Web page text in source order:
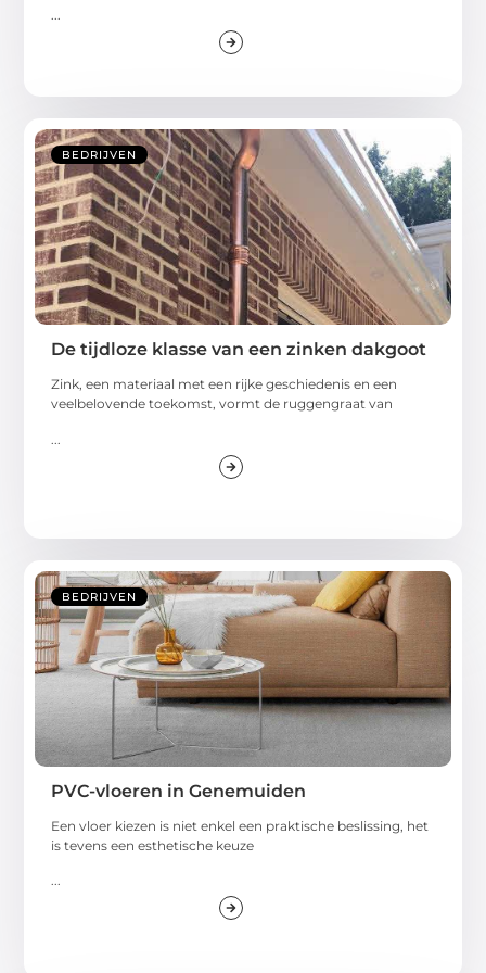
...
BEDRIJVEN
De tijdloze klasse van een zinken dakgoot
Zink, een materiaal met een rijke geschiedenis en een
veelbelovende toekomst, vormt de ruggengraat van
BEDRIJVEN
PVC-vloeren in Genemuiden
Een vloer kiezen is niet enkel een praktische beslissing, het
is tevens een esthetische keuze